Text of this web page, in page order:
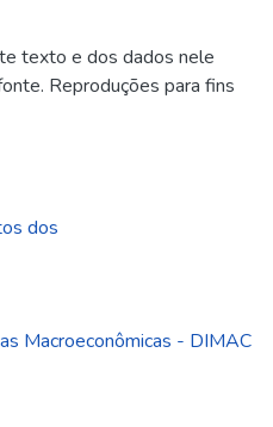
texto e dos dados nele
Reproduções para fins
dos
Macroeconômicas - DIMAC